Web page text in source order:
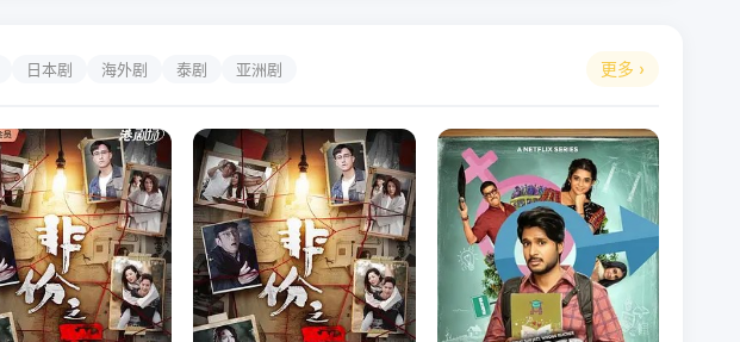
日本剧 海外剧 泰剧 亚洲剧 更多 ›